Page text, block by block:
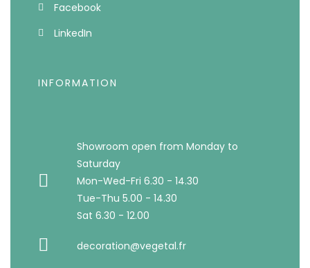
Facebook
LinkedIn
INFORMATION
Showroom open from Monday to
Saturday
Mon-Wed-Fri 6.30 - 14.30
Tue-Thu 5.00 - 14.30
Sat 6.30 - 12.00
decoration@vegetal.fr